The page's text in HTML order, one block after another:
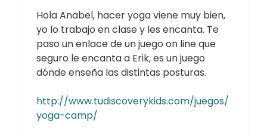
Hola Anabel, hacer yoga viene muy bien,
yo lo trabajo en clase y les encanta. Te
paso un enlace de un juego on line que
seguro le encanta a Erik, es un juego
dónde enseña las distintas posturas.
http://www.tudiscoverykids.com/juegos/
yoga-camp/